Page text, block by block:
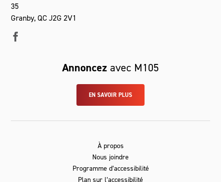
35
Granby, QC J2G 2V1
Annoncez avec M105
EN SAVOIR PLUS
À propos
Nous joindre
Programme d’accessibilité
Plan sur l’accessibilité